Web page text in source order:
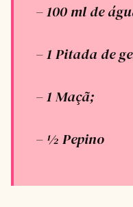
– 100 ml de
– 1 Pitada de
– 1 Maçã;
– ½ Pepino